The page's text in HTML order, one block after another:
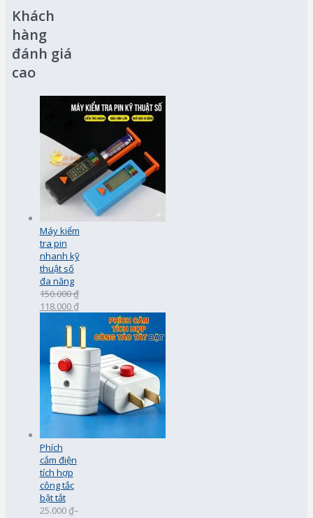
Khách
hàng
đánh giá
cao
Máy kiểm
tra pin
nhanh kỹ
thuật số
đa năng
150.000 ₫
118.000 ₫
Phích
cắm điện
tích hợp
công tắc
bật tắt
25.000 ₫–